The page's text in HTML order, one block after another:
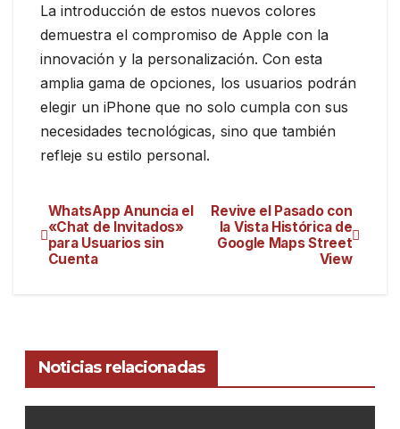
La introducción de estos nuevos colores
demuestra el compromiso de Apple con la
innovación y la personalización. Con esta
amplia gama de opciones, los usuarios podrán
elegir un iPhone que no solo cumpla con sus
necesidades tecnológicas, sino que también
refleje su estilo personal.
Revive el Pasado con
la Vista Histórica de
Google Maps Street
View
WhatsApp Anuncia el
«Chat de Invitados»
para Usuarios sin
Cuenta
Noticias relacionadas